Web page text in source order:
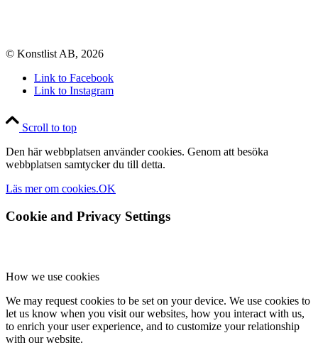
© Konstlist AB, 2026
Link to Facebook
Link to Instagram
Scroll to top
Den här webbplatsen använder cookies. Genom att besöka
webbplatsen samtycker du till detta.
Läs mer om cookies.OK
Cookie and Privacy Settings
How we use cookies
We may request cookies to be set on your device. We use cookies to
let us know when you visit our websites, how you interact with us,
to enrich your user experience, and to customize your relationship
with our website.